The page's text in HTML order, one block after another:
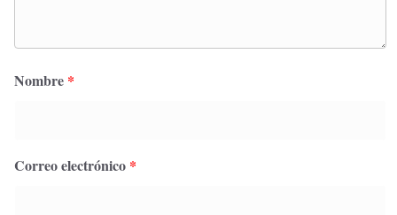
Nombre *
Correo electrónico *